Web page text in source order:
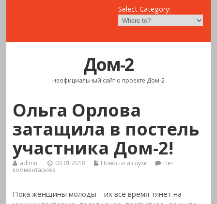
Select Category:
Дом-2
неофициальный сайт о проекте Дом-2
Ольга Орлова
затащила в постель
участника Дом-2!
admin 03.01.2018 Новости и слухи
Нет
комментариев
Пока женщины молоды – их всё время тянет на